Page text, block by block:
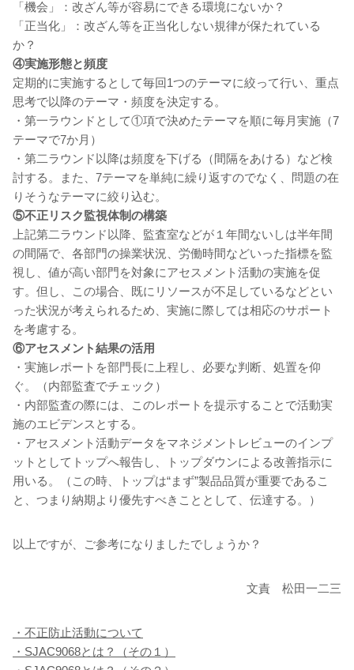
「機会」：改ざん等が容易にできる環境にないか？
「正当化」：改ざん等を正当化しない規律が保たれている
か？
④実施形態と頻度
定期的に実施するとして毎回1つのテーマに絞って行い、重点
思考で以降のテーマ・頻度を決定する。
・第一ラウンドとして①項で決めたテーマを順に毎月実施（7
テーマで7か月）
・第二ラウンド以降は頻度を下げる（間隔をあける）など検
討する。また、7テーマを単純に繰り返すのでなく、問題の在
りそうなテーマに絞り込む。
⑤不正リスク監視体制の構築
上記第二ラウンド以降、監査室などが１年間ないしは半年間
の間隔で、各部門の操業状況、労働時間などいった指標を監
視し、値が高い部門を対象にアセスメント活動の実施を促
す。但し、この場合、既にリソースが不足しているなどとい
った状況が考えられるため、実施に際しては相応のサポート
を考慮する。
⑥アセスメント結果の活用
・実施レポートを部門長に上程し、必要な判断、処置を仰
ぐ。（内部監査でチェック）
・内部監査の際には、このレポートを提示することで活動実
施のエビデンスとする。
・アセスメント活動データをマネジメントレビューのインプ
ットとしてトップへ報告し、トップダウンによる改善指示に
用いる。（この時、トップは“まず”製品品質が重要であるこ
と、つまり納期より優先すべきこととして、伝達する。）
以上ですが、ご参考になりましたでしょうか？
文責 松田一二三
・不正防止活動について
・SJAC9068とは？（その１）